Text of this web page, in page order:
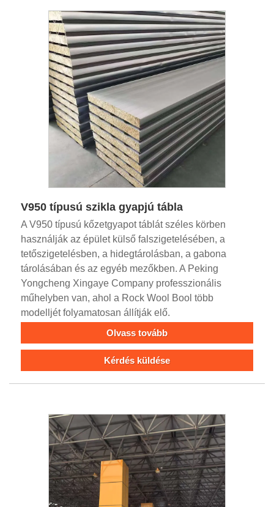
V950 típusú szikla gyapjú tábla
A V950 típusú kőzetgyapot táblát széles körben
használják az épület külső falszigetelésében, a
tetőszigetelésben, a hidegtárolásban, a gabona
tárolásában és az egyéb mezőkben. A Peking
Yongcheng Xingaye Company professzionális
műhelyben van, ahol a Rock Wool Bool több
modelljét folyamatosan állítják elő.
Olvass tovább
Kérdés küldése